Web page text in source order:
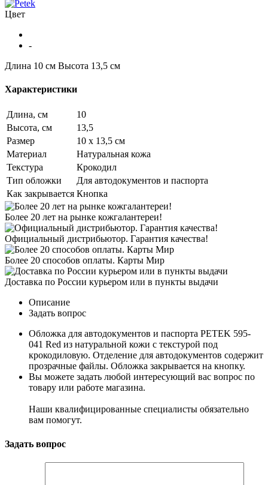
Цвет
-
Длина 10 см Высота 13,5 см
Характеристики
Длина, см
10
Высота, см
13,5
Размер
10 х 13,5 см
Материал
Натуральная кожа
Текстура
Крокодил
Тип обложки
Для автодокументов и паспорта
Как закрывается Кнопка
Более 20 лет на рынке кожгалантереи!
Официальный дистрибьютор. Гарантия качества!
Более 20 способов оплаты. Карты Мир
Доставка по России курьером или в пункты выдачи
Описание
Задать вопрос
Обложка для автодокументов и паспорта PETEK 595-
041 Red из натуральной кожи с текстурой под
крокодиловую. Отделение для автодокументов содержит
прозрачные файлы. Обложка закрывается на кнопку.
Вы можете задать любой интересующий вас вопрос по
товару или работе магазина.
Наши квалифицированные специалисты обязательно
вам помогут.
Задать вопрос